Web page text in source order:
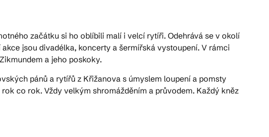
začátku si ho oblíbili malí i velcí rytíři. Odehrává se v okolí
jsou divadélka, koncerty a šermířská vystoupení. V rámci
a jeho poskoky.
pánů a rytířů z Křižanova s úmyslem loupení a pomsty
co rok. Vždy velkým shromážděním a průvodem. Každý kněz